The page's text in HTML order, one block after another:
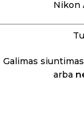
Nikon
Galimas
arba